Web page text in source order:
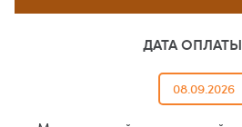
ДАТА ОПЛАТЫ
08.09.2026